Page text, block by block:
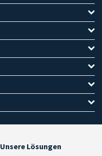
Unsere Lösungen